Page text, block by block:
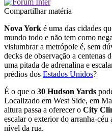
Compartilhar matéria
Nova York é uma das cidades
mundo todo e não tem como
vislumbrar a metrópole é, sem
decks de observação a centenas
uma pitada de adrenalina e
prédios dos Estados Unidos?
É o que o 30 Hudson Yards
Localizado em West Side, em
altura passa a oferecer o City
escalar o exterior do arranha-céu
nível da rua.